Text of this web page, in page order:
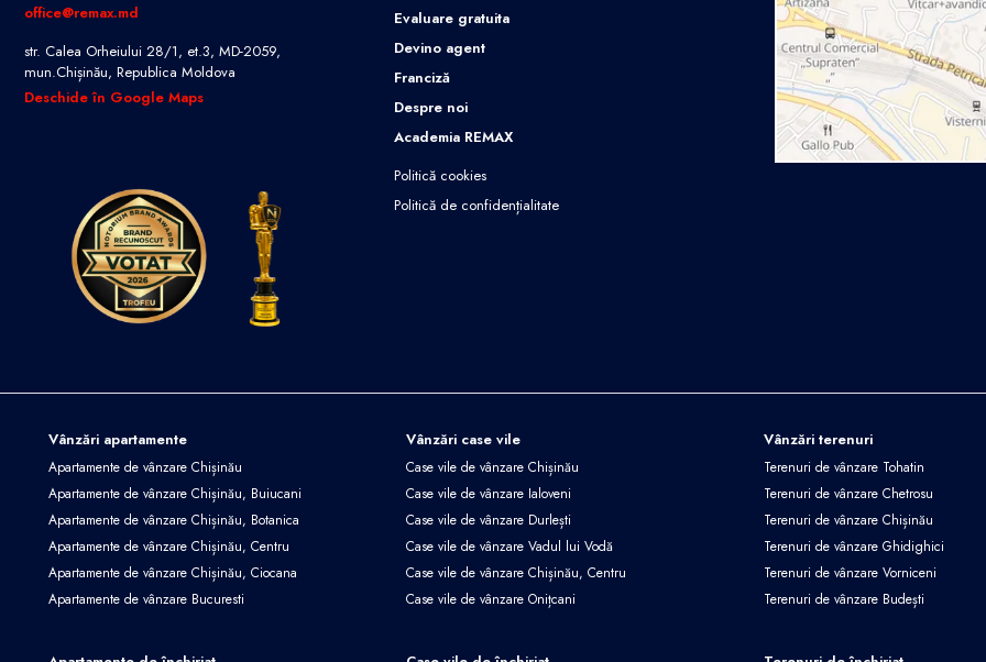
office@remax.md
str. Calea Orheiului 28/1, et.3, MD-2059,
mun.Chișinău, Republica Moldova
Deschide în Google Maps
Evaluare gratuita
Devino agent
Franciză
Despre noi
Academia REMAX
Politică cookies
Politică de confidențialitate
Vânzări apartamente
Apartamente de vânzare Chișinău
Apartamente de vânzare Chișinău, Buiucani
Apartamente de vânzare Chișinău, Botanica
Apartamente de vânzare Chișinău, Centru
Apartamente de vânzare Chișinău, Ciocana
Apartamente de vânzare Bucuresti
Vânzări case vile
Case vile de vânzare Chișinău
Case vile de vânzare Ialoveni
Case vile de vânzare Durlești
Case vile de vânzare Vadul lui Vodă
Case vile de vânzare Chișinău, Centru
Case vile de vânzare Onițcani
Vânzări terenuri
Terenuri de vânzare Tohatin
Terenuri de vânzare Chetrosu
Terenuri de vânzare Chișinău
Terenuri de vânzare Ghidighici
Terenuri de vânzare Vorniceni
Terenuri de vânzare Budești